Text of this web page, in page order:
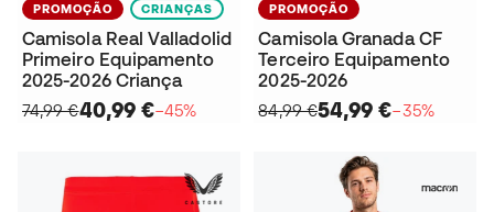
PROMOÇÃO CRIANÇAS
Camisola Real Valladolid
Primeiro Equipamento
2025-2026 Criança
74,99 €40,99 €−45%
PROMOÇÃO
Camisola Granada CF
Terceiro Equipamento
2025-2026
84,99 €54,99 €−35%